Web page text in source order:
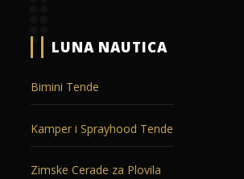
LUNA NAUTICA
Bimini Tende
Kamper i Sprayhood Tende
Zimske Cerade za Plovila